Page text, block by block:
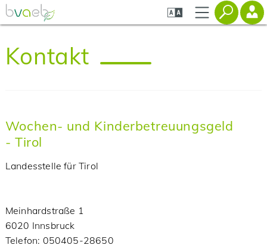
Zum
Seiteninhalt
springen
Zur
Navigation
springen
Zur
Mobilen
Navigation
Kontakt
Wochen- und Kinderbetreuungsgeld
- Tirol
Landesstelle für Tirol
Meinhardstraße 1
6020 Innsbruck
‌Telefon: 050405-28650